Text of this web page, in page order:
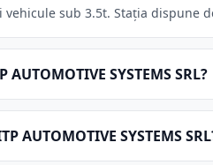
vehicule sub 3.5t. Stația dispune
SYSTEMS SRL?
AUTOMOTIVE SYSTEMS